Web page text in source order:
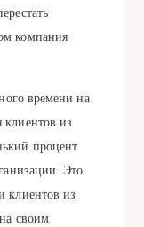
компания
времени на
клиентов из
процент
Это
клиентов из
своим